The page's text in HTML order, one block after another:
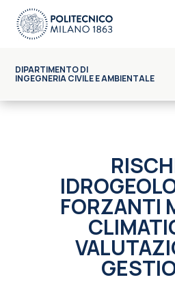
DIPARTIMENTO DI
INGEGNERIA CIVILE E AMBIENTALE
FORZANTI